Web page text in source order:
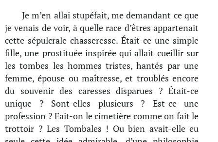
Je m’en allai stupéfait, me demandant ce que
je venais de voir, à quelle race d’êtres appartenait
cette sépulcrale chasseresse. Était-ce une simple
fille, une prostituée inspirée qui allait cueillir sur
les tombes les hommes tristes, hantés par une
femme, épouse ou maîtresse, et troublés encore
du souvenir des caresses disparues ? Était-ce
unique ? Sont-elles plusieurs ? Est-ce une
profession ? Fait-on le cimetière comme on fait le
trottoir ? Les Tombales ! Ou bien avait-elle eu